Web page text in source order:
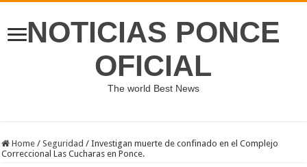
NOTICIAS PONCE
OFICIAL
The world Best News
Home / Seguridad / Investigan muerte de confinado en el Complejo
Correccional Las Cucharas en Ponce.